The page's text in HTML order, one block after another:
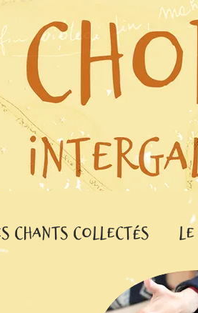
chants collectés